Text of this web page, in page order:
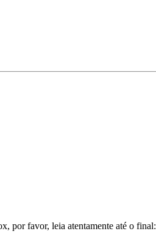
por favor, leia atentamente até o final: